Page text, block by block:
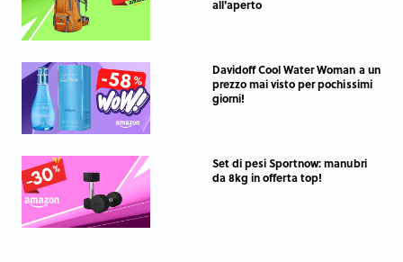
all'aperto
Davidoff Cool Water Woman a un
prezzo mai visto per pochissimi
giorni!
Set di pesi Sportnow: manubri
da 8kg in offerta top!